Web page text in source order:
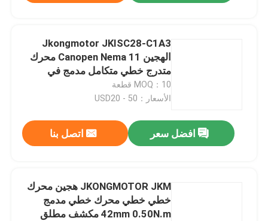
Jkongmotor JKISC28-C1A3
الهجين Canopen Nema 11 محرك
متدرج خطي متكامل مدمج في
المحرك 12 فولت/24 فولت للمختبر
MOQ：10 قطعة
الأسعار：USD20 - 50
افضل سعر اتصل بنا
JKONGMOTOR JKM هجين محرك
خطي خطي محرك خطي مدمج
42mm 0.50N.m مكشف مطلق